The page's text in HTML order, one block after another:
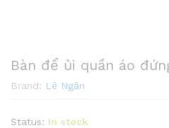
Bàn để ủi quần áo
Brand: Lê Ngân
Status: In stock